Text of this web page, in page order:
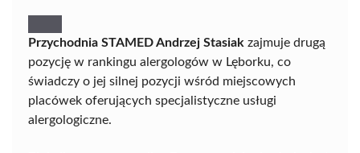
Przychodnia STAMED Andrzej Stasiak zajmuje drugą
pozycję w rankingu alergologów w Lęborku, co
świadczy o jej silnej pozycji wśród miejscowych
placówek oferujących specjalistyczne usługi
alergologiczne.